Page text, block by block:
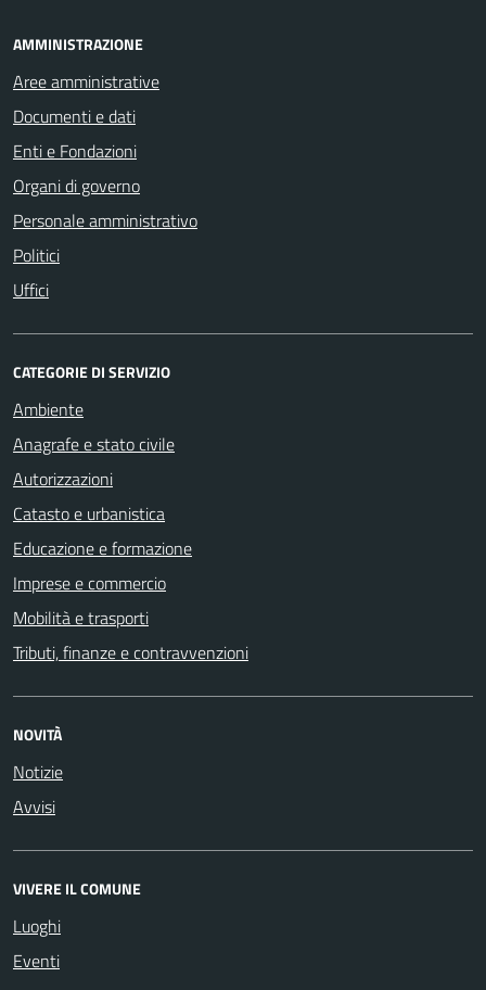
AMMINISTRAZIONE
Aree amministrative
Documenti e dati
Enti e Fondazioni
Organi di governo
Personale amministrativo
Politici
Uffici
CATEGORIE DI SERVIZIO
Ambiente
Anagrafe e stato civile
Autorizzazioni
Catasto e urbanistica
Educazione e formazione
Imprese e commercio
Mobilità e trasporti
Tributi, finanze e contravvenzioni
NOVITÀ
Notizie
Avvisi
VIVERE IL COMUNE
Luoghi
Eventi